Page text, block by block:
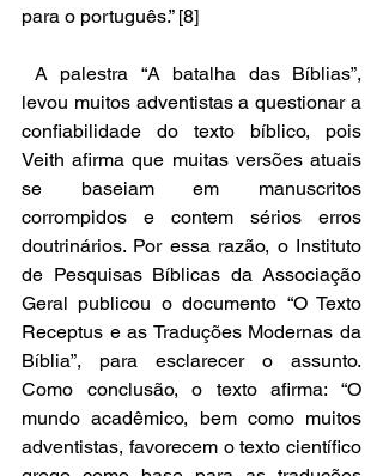
para o português.” [8]
levou muitos adventistas a questionar a
confiabilidade do texto bíblico, pois
Veith afirma que muitas versões atuais
se baseiam em manuscritos
corrompidos e contem sérios erros
doutrinários. Por essa razão, o Instituto
de Pesquisas Bíblicas da Associação
Geral publicou o documento “O Texto
Receptus e as Traduções Modernas da
Bíblia”, para esclarecer o assunto.
Como conclusão, o texto afirma: “O
mundo acadêmico, bem como muitos
adventistas, favorecem o texto científico